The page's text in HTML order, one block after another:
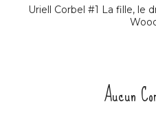
Uriell Corbel #1 La fille, le
Aucun